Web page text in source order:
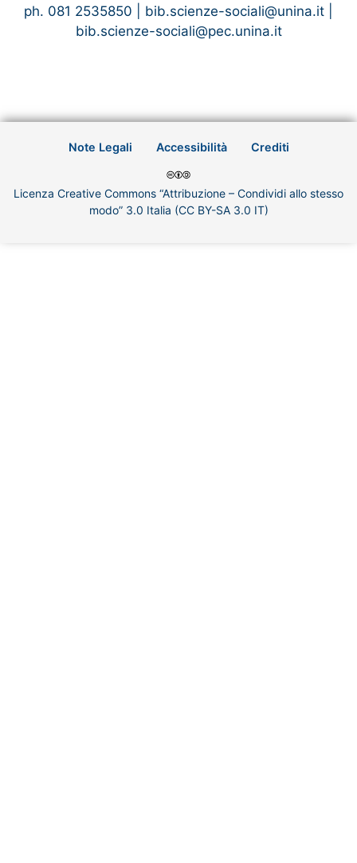
ph. 081 2535850 | bib.scienze-sociali@unina.it |
bib.scienze-sociali@pec.unina.it
Note Legali Accessibilità Crediti
Licenza Creative Commons “Attribuzione – Condividi allo stesso
modo” 3.0 Italia (CC BY-SA 3.0 IT)